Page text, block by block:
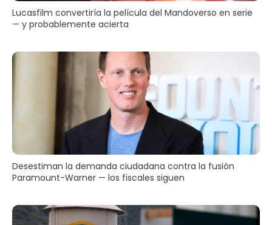
Lucasfilm convertiría la película del Mandoverso en serie
— y probablemente acierta
Desestiman la demanda ciudadana contra la fusión
Paramount-Warner — los fiscales siguen